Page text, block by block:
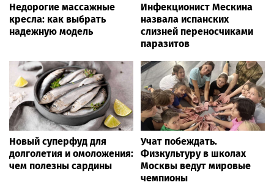
Недорогие массажные
кресла: как выбрать
надежную модель
Инфекционист Мескина
назвала испанских
слизней переносчиками
паразитов
Новый суперфуд для
долголетия и омоложения:
чем полезны сардины
Учат побеждать.
Физкультуру в школах
Москвы ведут мировые
чемпионы